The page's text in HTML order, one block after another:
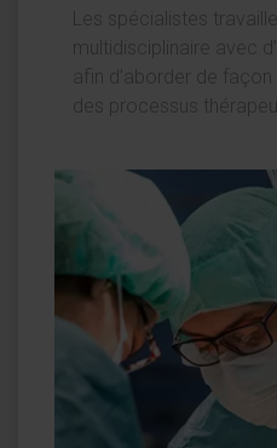
Les spécialistes
multidisciplinaire avec
afin d’aborder de façon
des processus